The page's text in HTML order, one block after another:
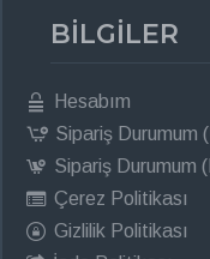
BİLGİLER
Hesabım
Sipariş Durumum
Sipariş Durumum
Çerez Politikası
Gizlilik Politikası